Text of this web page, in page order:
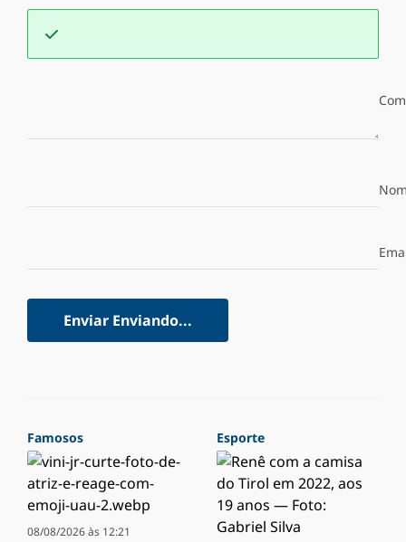
Enviar Enviando...
Famosos
08/08/2026 às 12:21
Esporte